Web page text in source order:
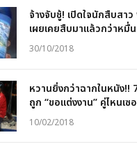
จ้างจับชู้! เปิดใจนักสืบสา
เผยเคยสืบมาแล้วกว่าหมื่
30/10/2018
หวานยิ่งกว่าฉากในหนัง!!
ถูก “ขอแต่งงาน” คู่ไหนเซ
10/02/2018